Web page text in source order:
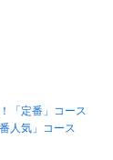
「定番」コース
人気」コース